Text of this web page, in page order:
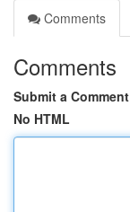
Comments
Comments
Submit a Comment
No HTML